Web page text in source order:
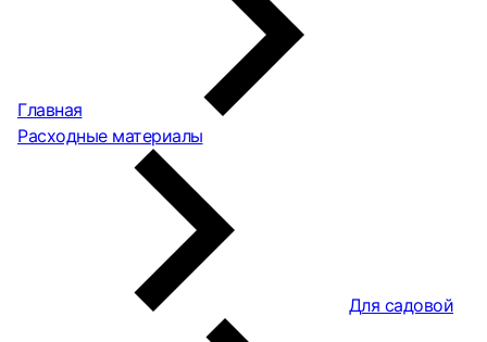
Главная
Расходные материалы
Для садовой